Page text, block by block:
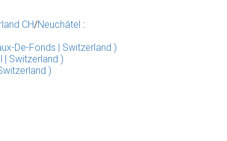
CH/Neuchâtel :
De-Fonds | Switzerland )
| Switzerland )
)